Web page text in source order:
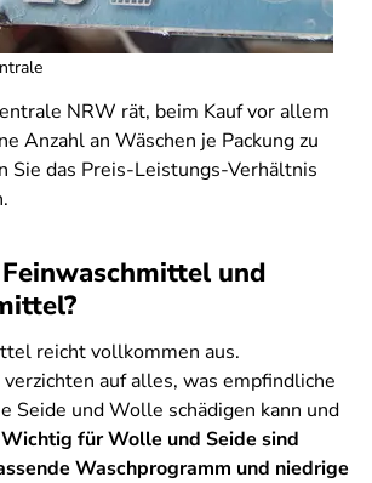
NRW rät, beim Kauf vor allem
Anzahl an Wäschen je Packung zu
Sie das Preis-Leistungs-Verhältnis
und
reicht vollkommen aus.
auf alles, was empfindliche
Seide und Wolle schädigen kann und
Wichtig für Wolle und Seide sind
Waschprogramm und niedrige